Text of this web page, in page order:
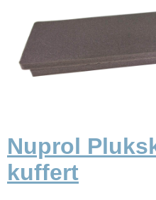
Nuprol
kuffert